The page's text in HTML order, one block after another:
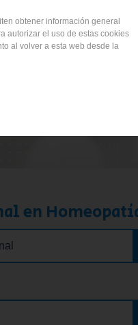
en
obtener información general
autorizar el uso de estas cookies
al volver a esta web desde la